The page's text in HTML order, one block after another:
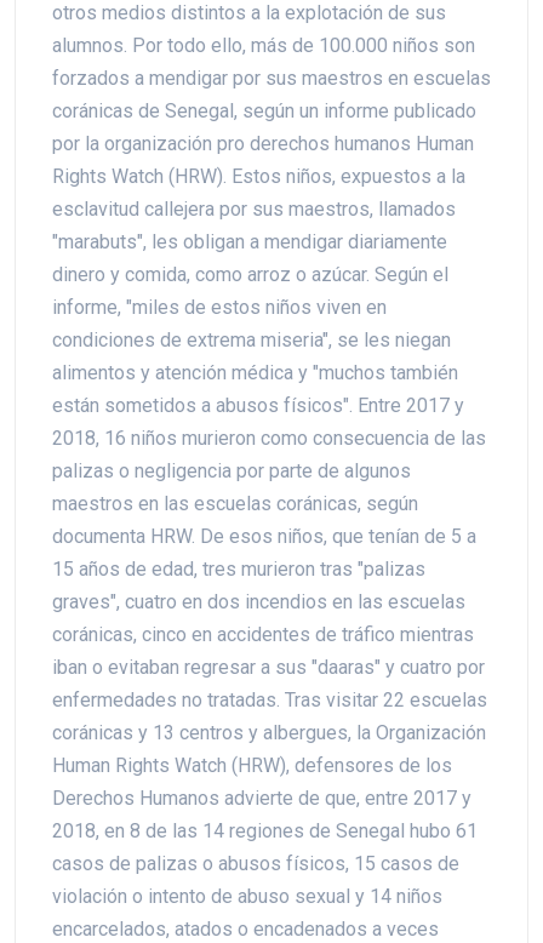
otros medios distintos a la explotación de sus
alumnos. Por todo ello, más de 100.000 niños son
forzados a mendigar por sus maestros en escuelas
coránicas de Senegal, según un informe publicado
por la organización pro derechos humanos Human
Rights Watch (HRW). Estos niños, expuestos a la
esclavitud callejera por sus maestros, llamados
"marabuts", les obligan a mendigar diariamente
dinero y comida, como arroz o azúcar. Según el
informe, "miles de estos niños viven en
condiciones de extrema miseria", se les niegan
alimentos y atención médica y "muchos también
están sometidos a abusos físicos". Entre 2017 y
2018, 16 niños murieron como consecuencia de las
palizas o negligencia por parte de algunos
maestros en las escuelas coránicas, según
documenta HRW. De esos niños, que tenían de 5 a
15 años de edad, tres murieron tras "palizas
graves", cuatro en dos incendios en las escuelas
coránicas, cinco en accidentes de tráfico mientras
iban o evitaban regresar a sus "daaras" y cuatro por
enfermedades no tratadas. Tras visitar 22 escuelas
coránicas y 13 centros y albergues, la Organización
Human Rights Watch (HRW), defensores de los
Derechos Humanos advierte de que, entre 2017 y
2018, en 8 de las 14 regiones de Senegal hubo 61
casos de palizas o abusos físicos, 15 casos de
violación o intento de abuso sexual y 14 niños
encarcelados, atados o encadenados a veces